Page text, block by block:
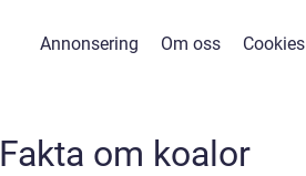
Annonsering Om oss Cookies
Fakta om koalor